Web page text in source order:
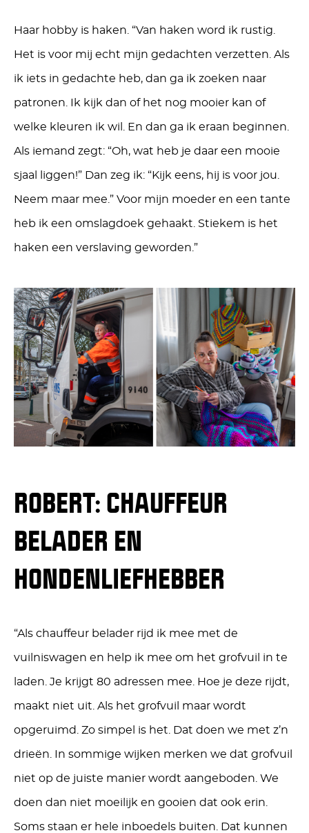
Haar hobby is haken. “Van haken word ik rustig.
Het is voor mij echt mijn gedachten verzetten. Als
ik iets in gedachte heb, dan ga ik zoeken naar
patronen. Ik kijk dan of het nog mooier kan of
welke kleuren ik wil. En dan ga ik eraan beginnen.
Als iemand zegt: “Oh, wat heb je daar een mooie
sjaal liggen!” Dan zeg ik: “Kijk eens, hij is voor jou.
Neem maar mee.” Voor mijn moeder en een tante
heb ik een omslagdoek gehaakt. Stiekem is het
haken een verslaving geworden.”
ROBERT: CHAUFFEUR
BELADER EN
HONDENLIEFHEBBER
“Als chauffeur belader rijd ik mee met de
vuilniswagen en help ik mee om het grofvuil in te
laden. Je krijgt 80 adressen mee. Hoe je deze rijdt,
maakt niet uit. Als het grofvuil maar wordt
opgeruimd. Zo simpel is het. Dat doen we met z’n
drieën. In sommige wijken merken we dat grofvuil
niet op de juiste manier wordt aangeboden. We
doen dan niet moeilijk en gooien dat ook erin.
Soms staan er hele inboedels buiten. Dat kunnen